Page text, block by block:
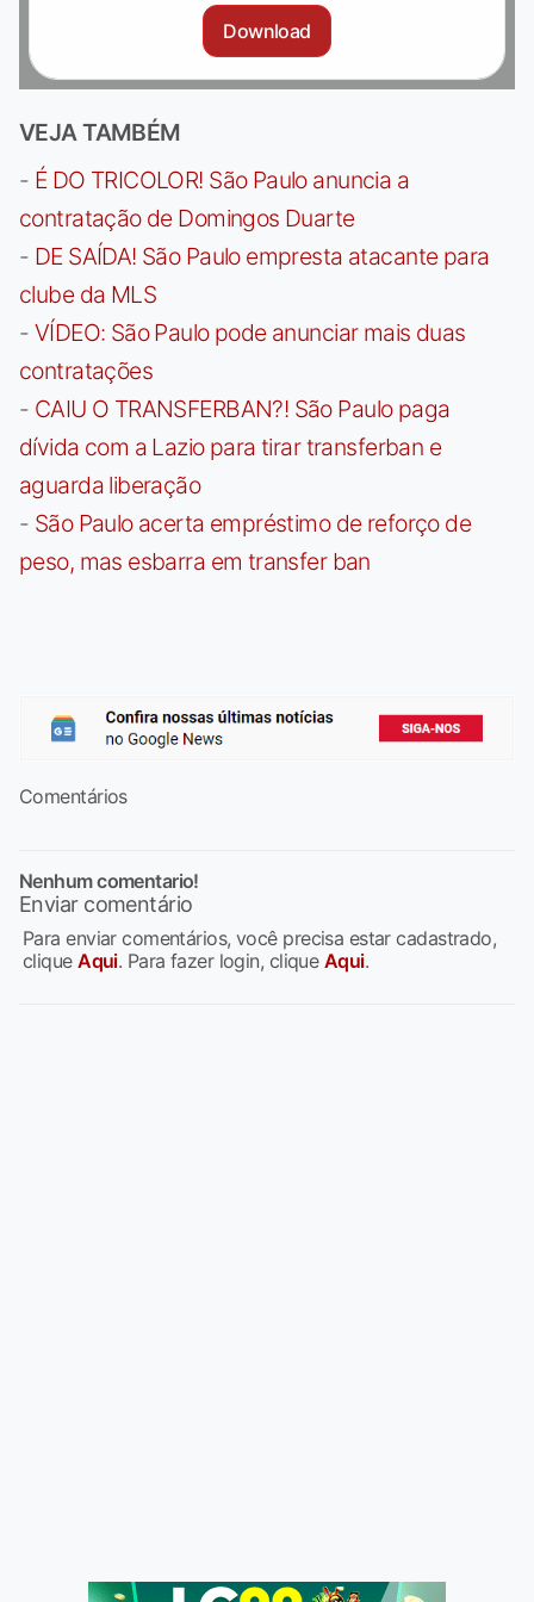
Download
VEJA TAMBÉM
- É DO TRICOLOR! São Paulo anuncia a
contratação de Domingos Duarte
- DE SAÍDA! São Paulo empresta atacante para
clube da MLS
- VÍDEO: São Paulo pode anunciar mais duas
contratações
- CAIU O TRANSFERBAN?! São Paulo paga
dívida com a Lazio para tirar transferban e
aguarda liberação
- São Paulo acerta empréstimo de reforço de
peso, mas esbarra em transfer ban
Comentários
Nenhum comentario!
Enviar comentário
Para enviar comentários, você precisa estar cadastrado,
cliqueAqui. Para fazer login, clique Aqui.